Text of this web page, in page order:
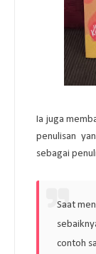
Ia juga
penulisan
sebagai
Saat
contoh